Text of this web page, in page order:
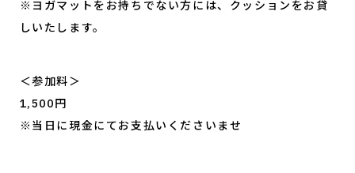
※ヨガマットをお持ちでない方には、クッションをお貸
しいたします。
＜参加料＞
1,500円
※当日に現金にてお支払いくださいませ